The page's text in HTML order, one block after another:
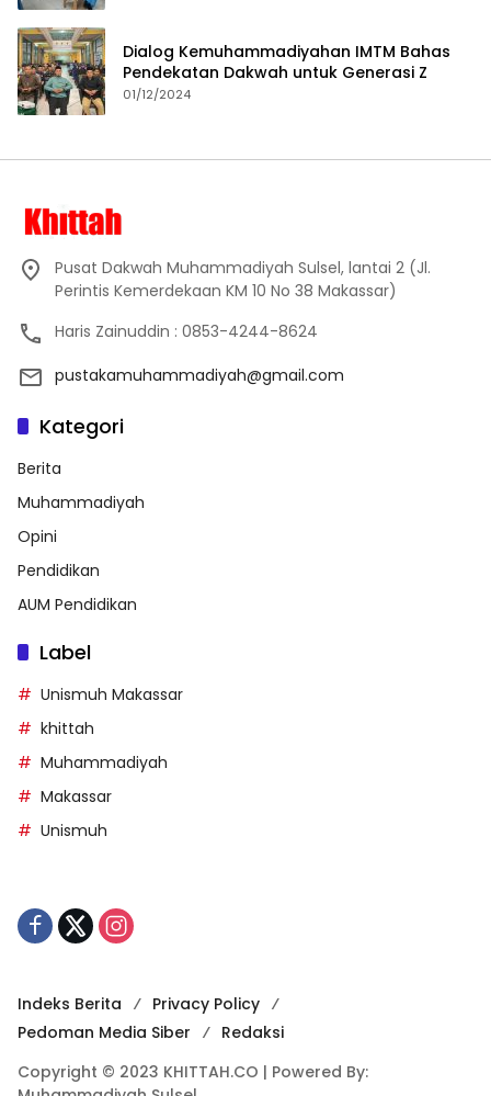
Dialog Kemuhammadiyahan IMTM Bahas
Pendekatan Dakwah untuk Generasi Z
01/12/2024
Pusat Dakwah Muhammadiyah Sulsel, lantai 2 (Jl.
Perintis Kemerdekaan KM 10 No 38 Makassar)
Haris Zainuddin : 0853-4244-8624
pustakamuhammadiyah@gmail.com
Kategori
Berita
Muhammadiyah
Opini
Pendidikan
AUM Pendidikan
Label
Unismuh Makassar
khittah
Muhammadiyah
Makassar
Unismuh
Indeks Berita
Privacy Policy
Pedoman Media Siber
Redaksi
Copyright © 2023 KHITTAH.CO | Powered By: